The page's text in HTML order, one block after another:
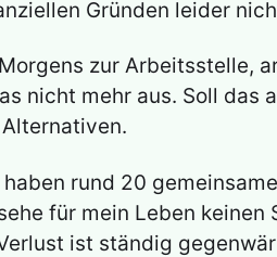
Gründen leider
zur Arbeitsstelle,
nicht mehr aus. Soll das
rund 20
für mein Leben keinen
ist ständig